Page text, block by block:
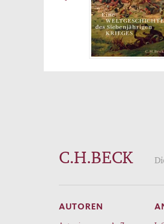
C.H.BECK
AUTOREN